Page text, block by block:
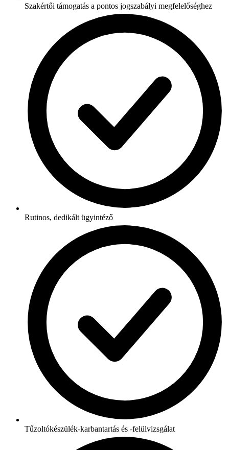
Szakértői támogatás a pontos jogszabályi megfelelőséghez
Rutinos, dedikált ügyintéző
Tűzoltókészülék-karbantartás és -felülvizsgálat